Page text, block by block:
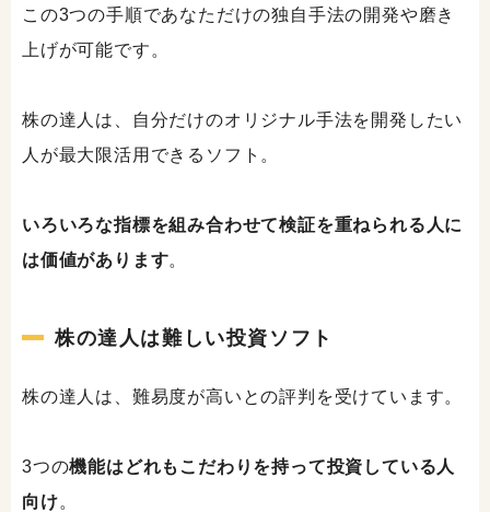
この3つの手順であなただけの独自手法の開発や磨き
上げが可能です。
株の達人は、自分だけのオリジナル手法を開発したい
人が最大限活用できるソフト。
いろいろな指標を組み合わせて検証を重ねられる人に
は価値があります。
株の達人は難しい投資ソフト
株の達人は、難易度が高いとの評判を受けています。
3つの機能はどれもこだわりを持って投資している人
向け。